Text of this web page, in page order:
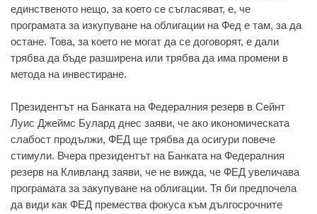
единственото нещо, за което се съгласяват, е, че
програмата за изкупуване на облигации на Фед е там, за да
остане. Това, за което не могат да се договорят, е дали
трябва да бъде разширена или трябва да има промени в
метода на инвестиране.
Президентът на Банката на Федералния резерв в Сейнт
Луис Джеймс Булард днес заяви, че ако икономическата
слабост продължи, ФЕД ще трябва да осигури повече
стимули. Вчера президентът на Банката на Федералния
резерв на Кливланд заяви, че не вижда, че ФЕД увеличава
програмата за закупуване на облигации. Тя би предпочела
да види как ФЕД премества фокуса към дългосрочните